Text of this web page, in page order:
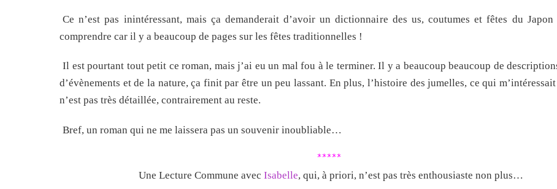
Ce n’est pas inintéressant, mais ça demanderait d’avoir un dictionnaire des us, coutumes et fêtes du
comprendre car il y a beaucoup de pages sur les fêtes traditionnelles !
Il est pourtant tout petit ce roman, mais j’ai eu un mal fou à le terminer. Il y a beaucoup beaucoup de
d’évènements et de la nature, ça finit par être un peu lassant. En plus, l’histoire des jumelles, ce qui
n’est pas très détaillée, contrairement au reste.
Bref, un roman qui ne me laissera pas un souvenir inoubliable…
*****
Une Lecture Commune avec Isabelle, qui, à priori, n’est pas très enthousiaste non plus…